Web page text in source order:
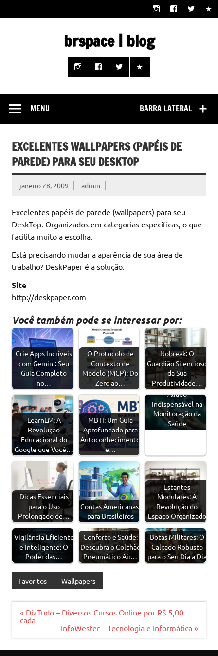
content
brspace | blog
Descubra como a tecnologia pode melhorar sua vida |
Junte-se a nós rumo a um futuro em que o útil e prático
estão ao seu alcance!
BARRA LATERAL
MENU
EXCELENTES WALLPAPERS (PAPÉIS DE
PAREDE) PARA SEU DESKTOP
janeiro 28, 2009 admin
Excelentes papéis de parede (wallpapers) para seu
DeskTop. Organizados em categorias específicas, o que
facilita muito a escolha.
Está precisando mudar a aparência de sua área de
trabalho? DeskPaper é a solução.
Site
http://deskpaper.com
Você também pode se interessar por:
Crie Apps Incríveis
com Gemini: Seu
Guia Completo
no…
O Protocolo de
Contexto de
Modelo (MCP): Do
Zero ao…
Nobreak: O
Guardião Silencioso
da Sua
Produtividade…
LearnLM: A
Revolução
Educacional do
Google que Você…
MBTI: Um Guia
Aprofundado para
Autoconhecimento
e…
Oxímetro - Um
Aliado
Indispensável na
Monitoração da
Saúde
Dicas Essenciais
para o Uso
Prolongado de…
Contas Americanas,
para Brasileiros
Estantes
Modulares: A
Revolução do
Espaço Organizado
Vigilância Eficiente
e Inteligente: O
Poder das…
Conforto e Saúde:
Descubra o Colchão
Pneumático Air…
Botas Militares: O
Calçado Robusto
para o Seu Dia a Dia
Favoritos Wallpapers
Navegação
de
« DizTudo – Diversos Cursos Online por R$ 5,00
cada
InfoWester – Tecnologia e Informática »